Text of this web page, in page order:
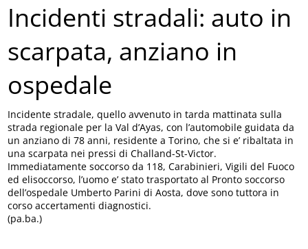
Incidenti stradali: auto in
scarpata, anziano in
ospedale
Incidente stradale, quello avvenuto in tarda mattinata sulla
strada regionale per la Val d’Ayas, con l’automobile guidata da
un anziano di 78 anni, residente a Torino, che si e’ ribaltata in
una scarpata nei pressi di Challand-St-Victor.
Immediatamente soccorso da 118, Carabinieri, Vigili del Fuoco
ed elisoccorso, l’uomo e’ stato trasportato al Pronto soccorso
dell’ospedale Umberto Parini di Aosta, dove sono tuttora in
corso accertamenti diagnostici.
(pa.ba.)